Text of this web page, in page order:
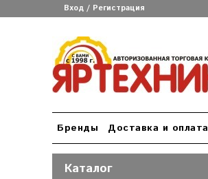
Вход / Регистрация
Бренды Доставка и оплата
Каталог